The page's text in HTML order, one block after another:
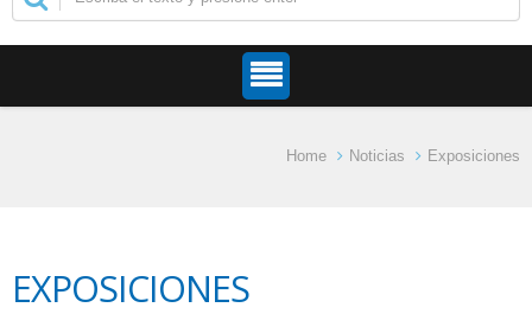
Home Noticias Exposiciones
EXPOSICIONES